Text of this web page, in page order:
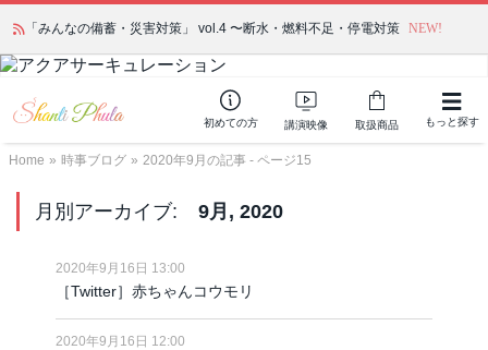
「みんなの備蓄・災害対策」 vol.4 〜断水・燃料不足・停電対策 NEW!
かつて愛されていた人気商品が復活！夏場に活躍するジェルクリーム「アク
アサーキュレーション」💖🏖️ 8月末までの購入でポイント還元も✨
初めての方 講演映像 取扱商品 もっと探す
Home » 時事ブログ » 2020年9月の記事 - ページ15
月別アーカイブ: 9月, 2020
2020年9月16日 13:00
［Twitter］赤ちゃんコウモリ
2020年9月16日 12:00